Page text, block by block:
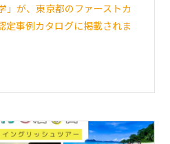
」が、東京都のファーストカ
定事例カタログに掲載されま